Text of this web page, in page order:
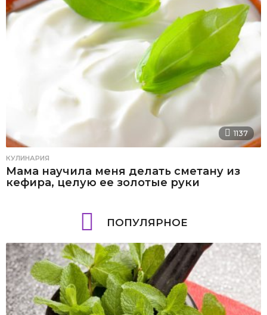
1137
КУЛИНАРИЯ
Мама научила меня делать сметану из
кефира, целую ее золотые руки
ПОПУЛЯРНОЕ